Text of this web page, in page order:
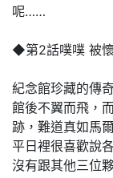
呢……
◆第2話噗噗 被
紀念館珍藏的傳
館後不翼而飛，
跡，難道真如馬
平日裡很喜歡說
沒有跟其他三位